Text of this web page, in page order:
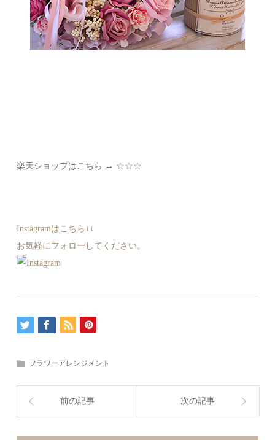
楽天ショップはこちら → ☆☆☆
Instagramはこちら↓↓
お気軽にフォローしてください。
フラワーアレンジメント
前の記事 次の記事